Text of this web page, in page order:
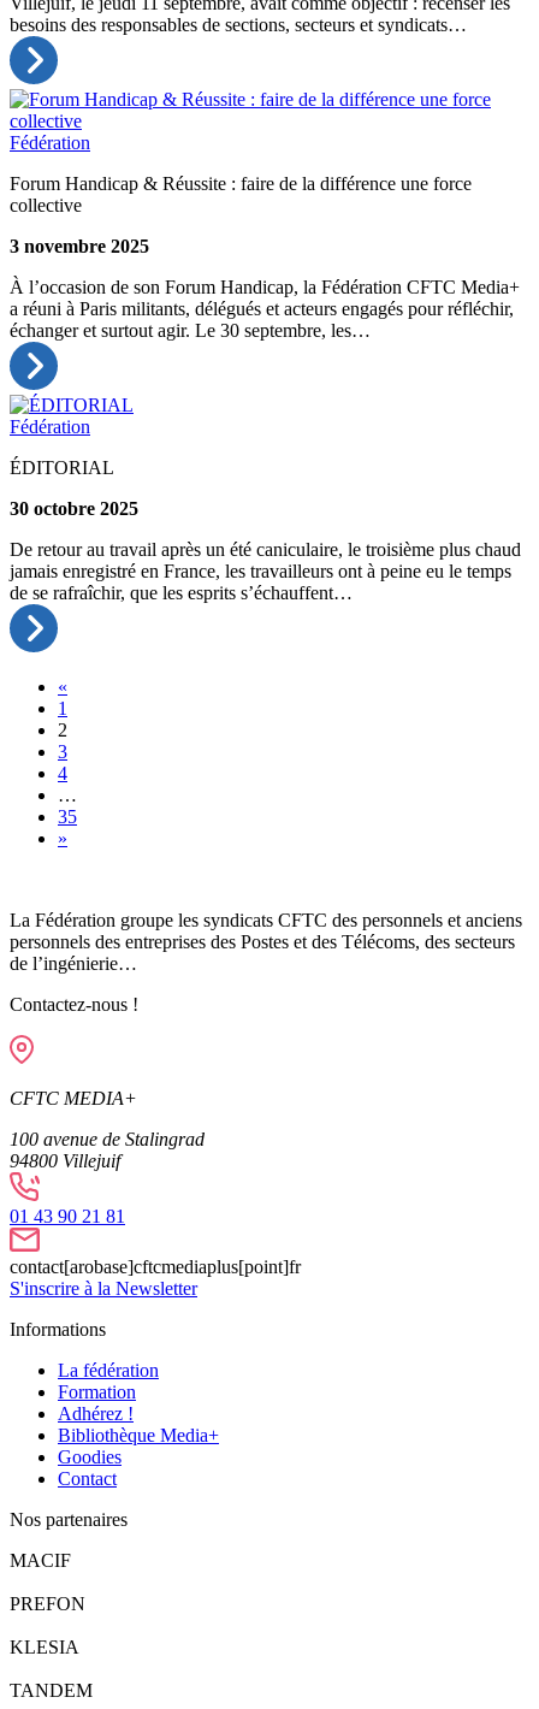
besoins des responsables de sections, secteurs et syndicats…
Fédération
Forum Handicap & Réussite : faire de la différence une force
collective
3 novembre 2025
À l’occasion de son Forum Handicap, la Fédération CFTC Media+
a réuni à Paris militants, délégués et acteurs engagés pour réfléchir,
échanger et surtout agir. Le 30 septembre, les…
Fédération
ÉDITORIAL
30 octobre 2025
De retour au travail après un été caniculaire, le troisième plus chaud
jamais enregistré en France, les travailleurs ont à peine eu le temps
de se rafraîchir, que les esprits s’échauffent…
Posts
navigation
«
1
2
3
4
…
35
»
La Fédération groupe les syndicats CFTC des personnels et anciens
personnels des entreprises des Postes et des Télécoms, des secteurs
de l’ingénierie…
Contactez-nous !
CFTC MEDIA+
100 avenue de Stalingrad
94800 Villejuif
01 43 90 21 81
contact[arobase]cftcmediaplus[point]fr
S'inscrire à la Newsletter
Informations
La fédération
Formation
Adhérez !
Bibliothèque Media+
Goodies
Contact
Nos partenaires
MACIF
PREFON
KLESIA
TANDEM